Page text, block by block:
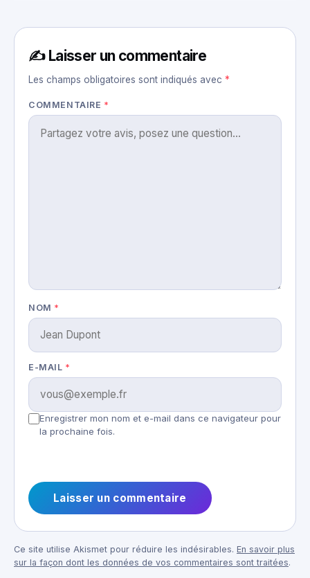
✍️ Laisser un commentaire
Les champs obligatoires sont indiqués avec *
COMMENTAIRE *
NOM *
E-MAIL *
Enregistrer mon nom et e-mail dans ce navigateur pour
la prochaine fois.
Ce site utilise Akismet pour réduire les indésirables. En savoir plus
sur la façon dont les données de vos commentaires sont traitées.